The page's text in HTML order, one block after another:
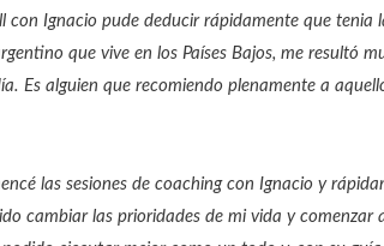
con Ignacio pude deducir rápidamente que
que vive en los Países Bajos, me
Es alguien que recomiendo plenamente a
las sesiones de coaching con Ignacio y
cambiar las prioridades de mi vida y